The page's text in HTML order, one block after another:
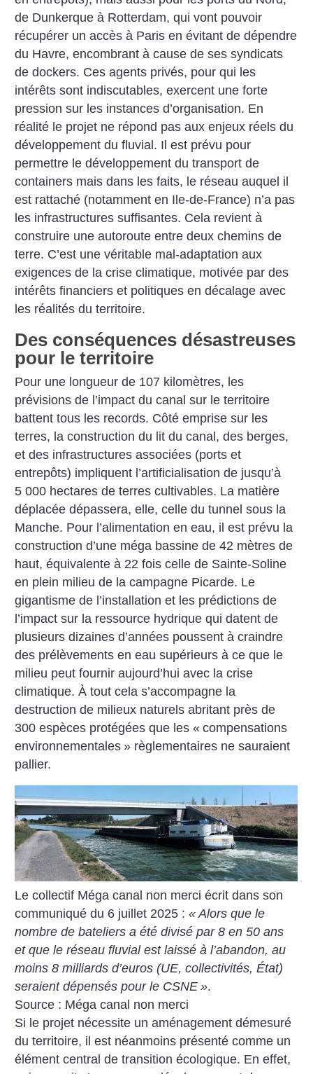
de Dunkerque à ­Rotterdam, qui vont pouvoir
récupérer un accès à Paris en évitant de dépendre
du Havre, encombrant à cause de ses syndicats
de dockers. Ces agents privés, pour qui les
intérêts sont indiscutables, exercent une forte
pression sur les instances d’organisation. En
réalité le projet ne répond pas aux enjeux réels du
développement du fluvial. Il est prévu pour
permettre le développement du transport de
containers mais dans les faits, le réseau auquel il
est rattaché (notamment en Ile-de-France) n’a pas
les infrastructures suffisantes. Cela revient à
construire une autoroute entre deux chemins de
terre. C’est une véritable mal-adaptation aux
exigences de la crise climatique, motivée par des
intérêts financiers et politiques en décalage avec
les réalités du territoire.
Des conséquences désastreuses
pour le territoire
Pour une longueur de 107 kilomètres, les
prévisions de l’impact du canal sur le territoire
battent tous les records. Côté emprise sur les
terres, la construction du lit du canal, des berges,
et des infrastructures associées (ports et
entrepôts) impliquent l’artificialisation de jusqu’à
5 000 hectares de terres cultivables. La matière
déplacée dépassera, elle, celle du tunnel sous la
Manche. Pour l’alimentation en eau, il est prévu la
construction d’une méga bassine de 42 mètres de
haut, équivalente à 22 fois celle de Sainte-Soline
en plein milieu de la campagne Picarde. Le
gigantisme de l’installation et les prédictions de
l’impact sur la ressource hydrique qui datent de
plusieurs dizaines d’années poussent à craindre
des prélèvements en eau supérieurs à ce que le
milieu peut fournir aujourd’hui avec la crise
climatique. À tout cela s’accompagne la
destruction de milieux naturels abritant près de
300 espèces protégées que les « compensations
environnementales » règlementaires ne sauraient
pallier.
Le collectif Méga canal non merci écrit dans son
communiqué du 6 juillet 2025 :« Alors que le
nombre de bateliers a été divisé par 8 en 50 ans
et que le réseau fluvial est laissé à l’abandon, au
moins 8 milliards d’euros (UE, collectivités, État)
seraient dépensés pour le CSNE ».
Source : Méga canal non merci
Si le projet nécessite un aménagement démesuré
du territoire, il est néanmoins présenté comme un
élément central de transition écologique. En effet,